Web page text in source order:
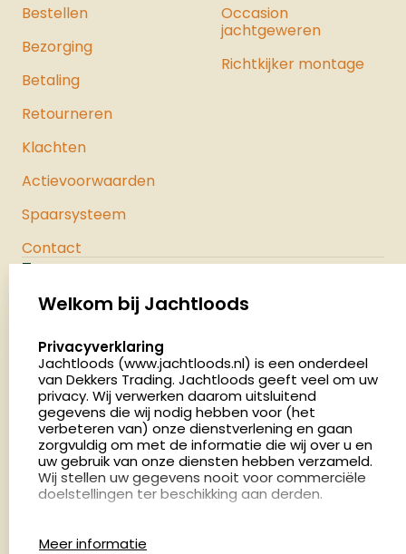
Bestellen
Bezorging
Betaling
Retourneren
Klachten
Actievoorwaarden
Spaarsysteem
Contact
Occasion
jachtgeweren
Richtkijker montage
Jachtloods
Palenrij 1
Nederland
4.8
2883 beoordelingen
Openingstijden
Dinsdag en donderdag: 13:00 - 17:00 én 18:00 - 21:00
uur
Afspraak maken
Welkom bij Jachtloods
select language
Privacyverklaring
Jachtloods (www.jachtloods.nl) is een onderdeel
van Dekkers Trading. Jachtloods geeft veel om uw
privacy. Wij verwerken daarom uitsluitend
gegevens die wij nodig hebben voor (het
verbeteren van) onze dienstverlening en gaan
zorgvuldig om met de informatie die wij over u en
uw gebruik van onze diensten hebben verzameld.
Wij stellen uw gegevens nooit voor commerciële
doelstellingen ter beschikking aan derden.
Meer informatie